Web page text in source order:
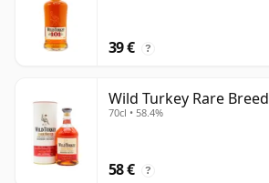
39 € ?
Wild Turkey Rare Breed
70cl • 58.4%
58 € ?